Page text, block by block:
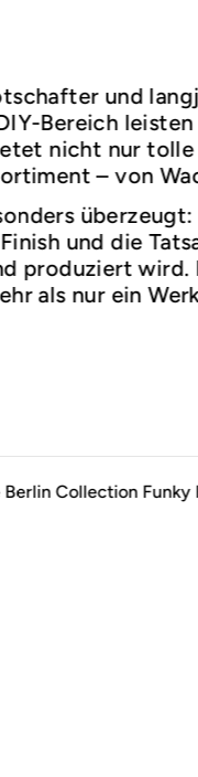
und
Bereich leisten
nicht nur tolle
– von
und die
produziert wird.
als nur ein
Collection Funky